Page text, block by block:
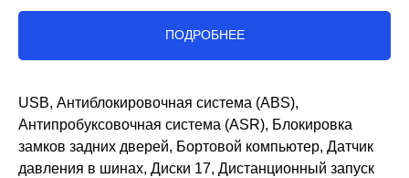
ПОДРОБНЕЕ
USB, Антиблокировочная система (ABS),
Антипробуксовочная система (ASR), Блокировка
замков задних дверей, Бортовой компьютер, Датчик
давления в шинах, Диски 17, Дистанционный запуск